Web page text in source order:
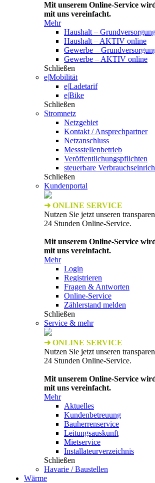
Mit unserem Online-Service
mit uns vereinfacht.
Mehr
Haushalt –
Haushalt – AKTIV online
Gewerbe –
Gewerbe – AKTIV online
Schließen
e|Mobilität
e|Ladetarif
e|Bike
Schließen
Stromnetz
Netzgebiet
Kontakt / Ansprechpartner
Netzanschluss
Messstellenbetrieb
Veröffentlichungspflichten
steuerbare
Schließen
Kundenportal
➜ ONLINE SERVICE
Nutzen Sie jetzt unseren
24 Stunden Online-Service.
Mit unserem Online-Service
mit uns vereinfacht.
Mehr
Login
Registrieren
Fragen & Antworten
Online-Service
Zählerstand melden
Schließen
Service & mehr
➜ ONLINE SERVICE
Nutzen Sie jetzt unseren
24 Stunden Online-Service.
Mit unserem Online-Service
mit uns vereinfacht.
Mehr
Aktuelles
Kundenbetreuung
Bauherrenservice
Leitungsauskunft
Mietservice
Installateurverzeichnis
Schließen
Havarie / Baustellen
Wärme